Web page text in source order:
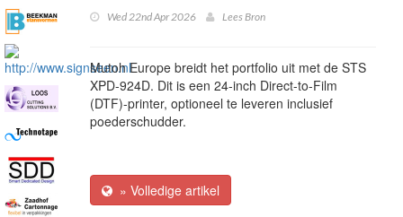
Wed 22nd Apr 2026 Lees Bron
Mutoh Europe breidt het portfolio uit met de STS
XPD-924D. Dit is een 24-inch Direct-to-Film
(DTF)-printer, optioneel te leveren inclusief
poederschudder.
» Volledige artikel